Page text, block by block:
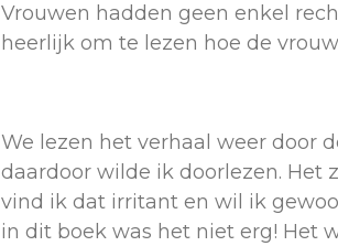
Vrouwen hadden geen enkel
heerlijk om te lezen hoe de
We lezen het verhaal weer door
daardoor wilde ik doorlezen. Het
vind ik dat irritant en wil ik
in dit boek was het niet erg! Het